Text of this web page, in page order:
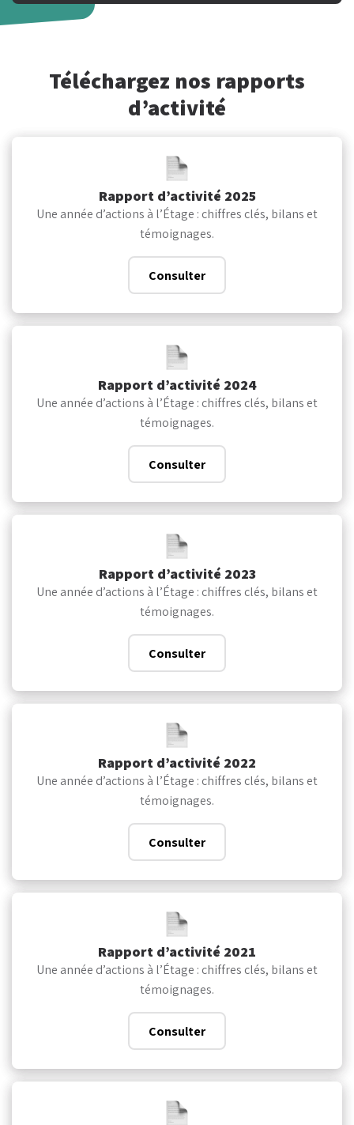
Téléchargez nos rapports
d’activité
Rapport d’activité 2025
Une année d’actions à l’Étage : chiffres clés, bilans et
témoignages.
Consulter
Rapport d’activité 2024
Une année d’actions à l’Étage : chiffres clés, bilans et
témoignages.
Consulter
Rapport d’activité 2023
Une année d’actions à l’Étage : chiffres clés, bilans et
témoignages.
Consulter
Rapport d’activité 2022
Une année d’actions à l’Étage : chiffres clés, bilans et
témoignages.
Consulter
Rapport d’activité 2021
Une année d’actions à l’Étage : chiffres clés, bilans et
témoignages.
Consulter